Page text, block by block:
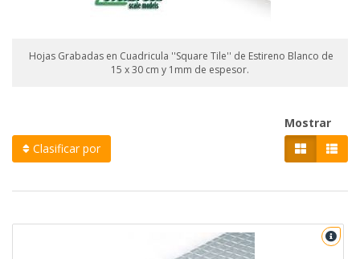
Hojas Grabadas en Cuadricula ''Square Tile'' de Estireno Blanco de
15 x 30 cm y 1mm de espesor.
Clasificar por
Mostrar